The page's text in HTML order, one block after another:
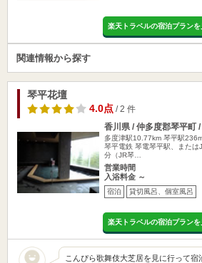
楽天トラベルの宿泊プランを
関連情報から探す
琴平花壇
4.0点/ 2 件
香川県 / 仲多度郡琴平町
多度津駅10.77km 琴平駅
琴平電鉄 琴電琴平駅、また
分（JR琴…
営業時間
入浴料金 ～
宿泊 貸切風呂、個室風呂
楽天トラベルの宿泊プランを
こんぴら歌舞伎大芝居を見に行って宿